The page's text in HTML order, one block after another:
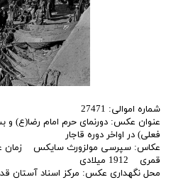
شماره اموالی: 27471
عنوان عکس: دورنمای حرم امام رضا(ع) و
فعلی) در اواخر دوره قاجار
قمری 1912 میلادی
محل نگهداری عکس: مرکز اسناد آستان